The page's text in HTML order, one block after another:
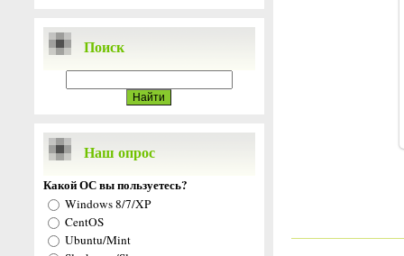
Поиск
Наш опрос
Какой ОС вы пользуетесь?
Windows 8/7/XP
CentOS
Ubuntu/Mint